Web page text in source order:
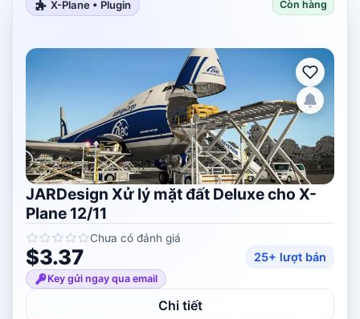
X-Plane • Plugin Còn hàng
JARDesign Xử lý mặt đất Deluxe cho X-
Plane 12/11
Chưa có đánh giá
$3.37 25+ lượt bán
Key gửi ngay qua email
Chi tiết